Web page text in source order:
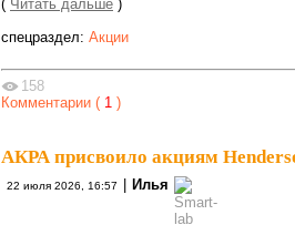
( Читать дальше )
спецраздел: Акции
158
Комментарии ( 1 )
АКРА присвоило акциям
22 июля 2026, 16:57 Илья